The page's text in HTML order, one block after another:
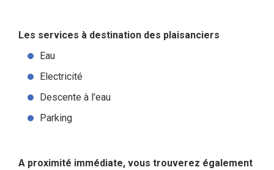
Les services à destination des plaisanciers
Eau
Electricité
Descente à l’eau
Parking
A proximité immédiate, vous trouverez également